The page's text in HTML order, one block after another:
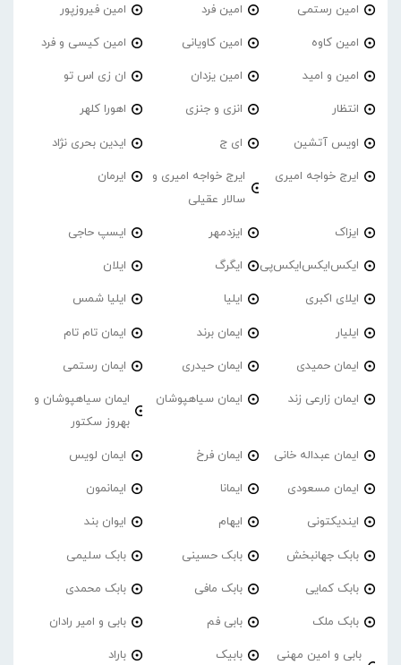
امین رستمی امین فرد امین فیروزپور
امین کاوه امین کاویانی امین کیسی و فرد
امین و امید امین یزدان ان زی اس تو
انتظار انزی و جنزی اهورا کلهر
اویس آتشین ای ج ایدین بحری نژاد
ایرج خواجه امیری
ایرج خواجه امیری و
سالار عقیلی
ایرمان
ایزاک ایزدمهر ایسپ حاجی
ایکس‌ایکس‌ایکس‌پی ایگرگ ایلان
ایلای اکبری ایلیا ایلیا شمس
ایلیار ایمان برند ایمان تام تام
ایمان حمیدی ایمان حیدری ایمان رستمی
ایمان زارعی زند ایمان سیاهپوشان
ایمان سیاهپوشان و
بهروز سکتور
ایمان عبداله خانی ایمان فرخ ایمان لویس
ایمان مسعودی ایمانا ایمانمون
ایندیکتونی ایهام ایوان بند
بابک جهانبخش بابک حسینی بابک سلیمی
بابک کمایی بابک مافی بابک محمدی
بابک ملک بابی فم بابی و امیر رادان
بابی و امین مهنی
بابیک باراد